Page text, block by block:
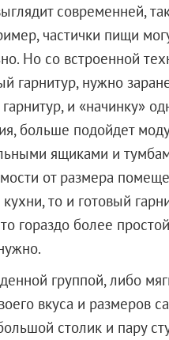
современней,
частички пищи
Но со встроенной
нужно
и «начинку»
больше подойдет
ящиками и
от размера
то и готовый
гораздо более
группой, либо
вкуса и размеров
столик и пару